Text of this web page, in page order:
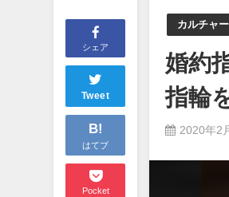
シェア
Tweet
B!
はてブ
Pocket
カルチャ
婚約
指輪
2020年2